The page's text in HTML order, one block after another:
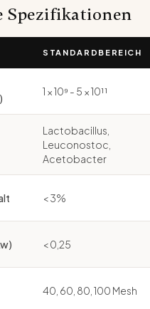
Spezifikationen
STANDARDBEREICH
1 × 10⁹ - 5 × 10¹¹
Lactobacillus,
Leuconostoc,
Acetobacter
< 3%
< 0,25
40, 60, 80, 100 Mesh